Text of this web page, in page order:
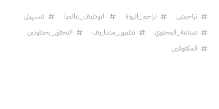
تراخيص تراجم_الرواة التوظيف_عالميا
لتسهيل
صناعة_المحتوي
تطبيق_مصاريف
التحقق_بخطوتين
المكفوفين